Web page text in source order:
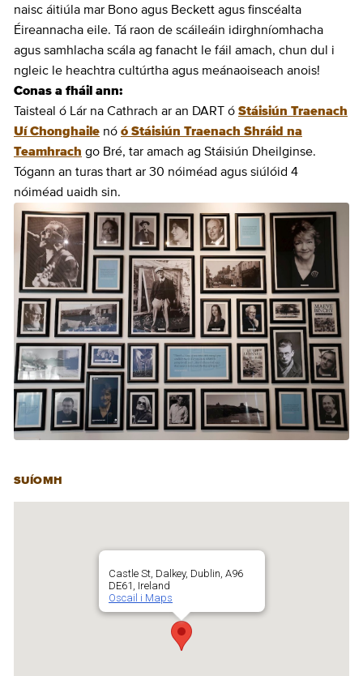
naisc áitiúla mar Bono agus Beckett agus finscéalta
Éireannacha eile. Tá raon de scáileáin idirghníomhacha
agus samhlacha scála ag fanacht le fáil amach, chun dul i
ngleic le heachtra cultúrtha agus meánaoiseach anois!
Conas a fháil ann:
Taisteal ó Lár na Cathrach ar an DART ó Stáisiún Traenach
Uí Chonghaile nó ó Stáisiún Traenach Shráid na
Teamhrach go Bré, tar amach ag Stáisiún Dheilginse.
Tógann an turas thart ar 30 nóiméad agus siúlóid 4
nóiméad uaidh sin.
SUÍOMH
Castle St, Dalkey, Dublin, A96
DE61, Ireland
Oscail i Maps